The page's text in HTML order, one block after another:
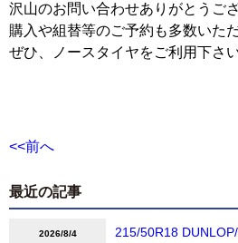
沢山のお問い合わせありがとうご
購入や組替等のご予約も多数いた
ぜひ、ノースタイヤをご利用下さい
<<前へ
最近の記事
2026/8/4
215/50R18